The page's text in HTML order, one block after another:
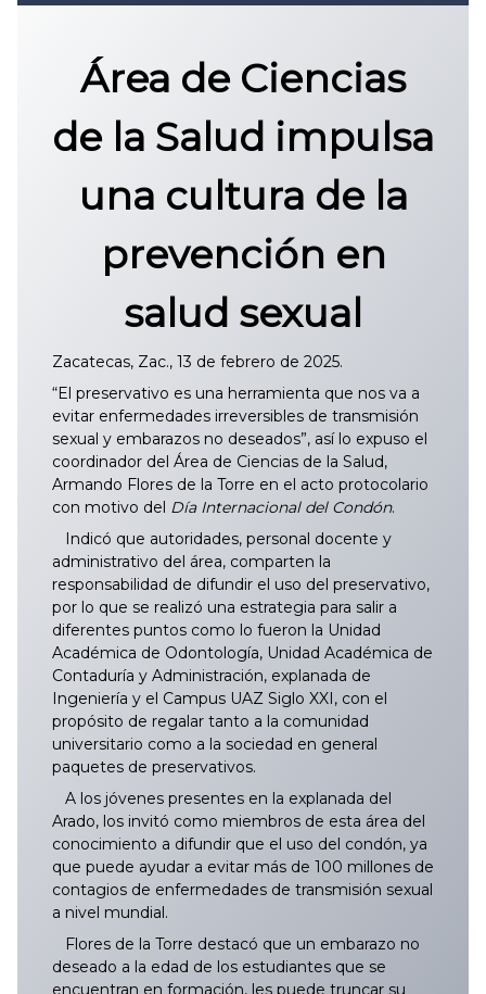
CONVOCATORIA DE INGRESO UAZ
Área de Ciencias
de la Salud impulsa
una cultura de la
prevención en
salud sexual
Zacatecas, Zac., 13 de febrero de 2025.
“El preservativo es una herramienta que nos va a
evitar enfermedades irreversibles de transmisión
sexual y embarazos no deseados”, así lo expuso el
coordinador del Área de Ciencias de la Salud,
Armando Flores de la Torre en el acto protocolario
con motivo del Día Internacional del Condón.
Indicó que autoridades, personal docente y
administrativo del área, comparten la
responsabilidad de difundir el uso del preservativo,
por lo que se realizó una estrategia para salir a
diferentes puntos como lo fueron la Unidad
Académica de Odontología, Unidad Académica de
Contaduría y Administración, explanada de
Ingeniería y el Campus UAZ Siglo XXI, con el
propósito de regalar tanto a la comunidad
universitario como a la sociedad en general
paquetes de preservativos.
A los jóvenes presentes en la explanada del
Arado, los invitó como miembros de esta área del
conocimiento a difundir que el uso del condón, ya
que puede ayudar a evitar más de 100 millones de
contagios de enfermedades de transmisión sexual
a nivel mundial.
Flores de la Torre destacó que un embarazo no
deseado a la edad de los estudiantes que se
encuentran en formación, les puede truncar su